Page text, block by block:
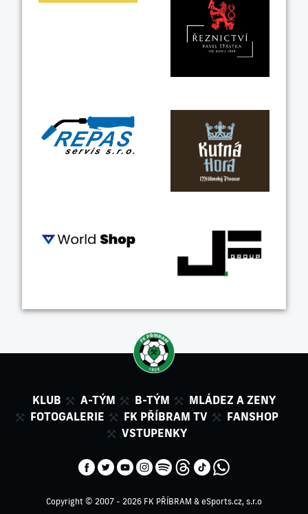
KLUB A-TÝM B-TÝM
MLÁDEZ A ZENY
FOTOGALERIE
FK PŘÍBRAM TV
FANSHOP
VSTUPENKY
Copyright © 2007 - 2026 FK PŘÍBRAM & eSports.cz, s.r.o